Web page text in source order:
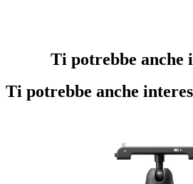
Ti potrebbe anche
Ti potrebbe anche